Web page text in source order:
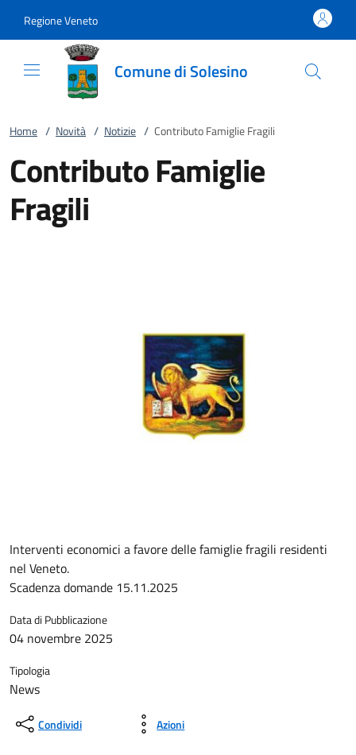
Regione Veneto
Comune di Solesino
Home / Novità / Notizie / Contributo Famiglie Fragili
Contributo Famiglie
Fragili
Interventi economici a favore delle famiglie fragili residenti
nel Veneto.
Scadenza domande 15.11.2025
Data di Pubblicazione
04 novembre 2025
Tipologia
News
Condividi Azioni